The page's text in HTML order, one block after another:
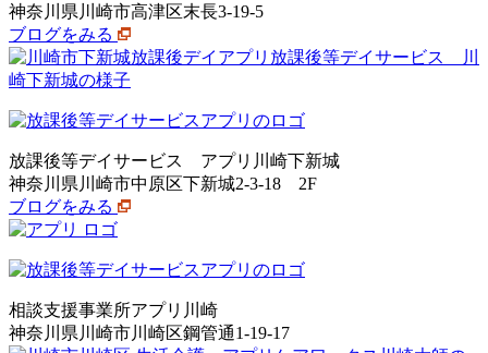
神奈川県川崎市高津区末長3-19-5
ブログをみる
放課後等デイサービス アプリ川崎下新城
神奈川県川崎市中原区下新城2-3-18 2F
ブログをみる
相談支援事業所アプリ川崎
神奈川県川崎市川崎区鋼管通1-19-17